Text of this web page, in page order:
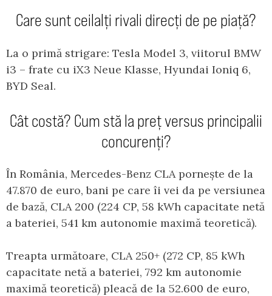
Care sunt ceilalți rivali direcți de pe piață?
La o primă strigare: Tesla Model 3, viitorul BMW
i3 – frate cu iX3 Neue Klasse, Hyundai Ioniq 6,
BYD Seal.
Cât costă? Cum stă la preț versus principalii
concurenți?
În România, Mercedes-Benz CLA pornește de la
47.870 de euro, bani pe care îi vei da pe versiunea
de bază, CLA 200 (224 CP, 58 kWh capacitate netă
a bateriei, 541 km autonomie maximă teoretică).
Treapta următoare, CLA 250+ (272 CP, 85 kWh
capacitate netă a bateriei, 792 km autonomie
maximă teoretică) pleacă de la 52.600 de euro,